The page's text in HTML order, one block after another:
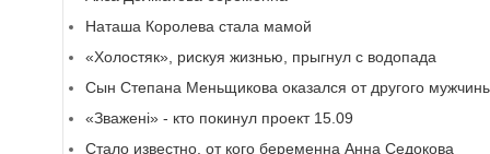
Наташа Королева стала мамой
«Холостяк», рискуя жизнью, прыгнул с водопада
Сын Степана Меньщикова оказался от другого
«Зважені» - кто покинул проект 15.09
Стало известно, от кого беременна Анна Седокова